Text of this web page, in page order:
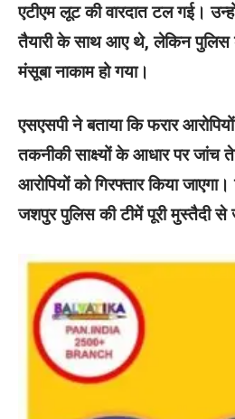
एटीएम लूट की वारदात टल गई।
तैयारी के साथ आए थे, लेकिन पुलिस
मंसूबा नाकाम हो गया।
एसएसपी ने बताया कि फरार
तकनीकी साक्ष्यों के आधार पर जांच
आरोपियों को गिरफ्तार किया
जशपुर पुलिस की टीमें पूरी मुस्तैदी